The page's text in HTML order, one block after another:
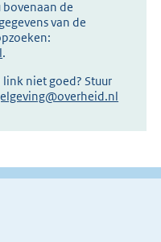
bovenaan de
van de
.
niet goed? Stuur